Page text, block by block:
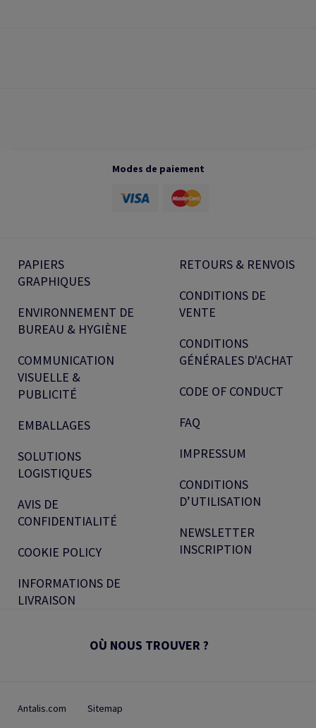
Modes de paiement
PAPIERS
GRAPHIQUES
ENVIRONNEMENT DE
BUREAU & HYGIÈNE
COMMUNICATION
VISUELLE &
PUBLICITÉ
EMBALLAGES
SOLUTIONS
LOGISTIQUES
AVIS DE
CONFIDENTIALITÉ
COOKIE POLICY
INFORMATIONS DE
LIVRAISON
RETOURS & RENVOIS
CONDITIONS DE
VENTE
CONDITIONS
GÉNÉRALES D'ACHAT
CODE OF CONDUCT
FAQ
IMPRESSUM
CONDITIONS
D’UTILISATION
NEWSLETTER
INSCRIPTION
OÙ NOUS TROUVER ?
Antalis.com
Sitemap